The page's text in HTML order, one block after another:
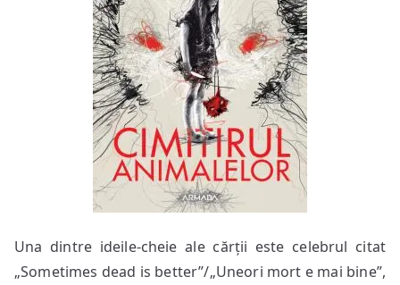
Una dintre ideile-cheie ale cărții este celebrul citat
„Sometimes dead is better”/„Uneori mort e mai bine”,